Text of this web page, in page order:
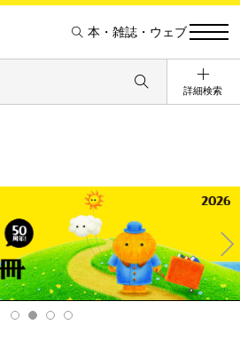
本・雑誌・ウェブ
詳細検索
Ne
xt